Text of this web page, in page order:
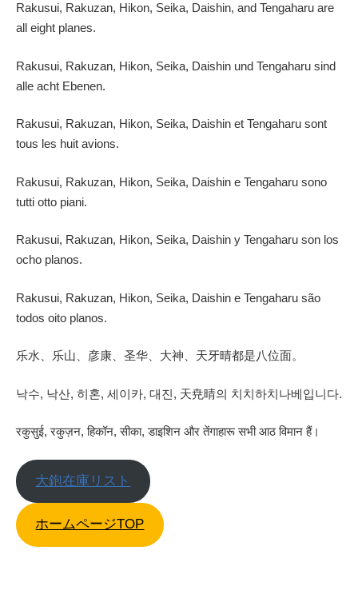
Rakusui, Rakuzan, Hikon, Seika, Daishin, and Tengaharu are
all eight planes.
Rakusui, Rakuzan, Hikon, Seika, Daishin und Tengaharu sind
alle acht Ebenen.
Rakusui, Rakuzan, Hikon, Seika, Daishin et Tengaharu sont
tous les huit avions.
Rakusui, Rakuzan, Hikon, Seika, Daishin e Tengaharu sono
tutti otto piani.
Rakusui, Rakuzan, Hikon, Seika, Daishin y Tengaharu son los
ocho planos.
Rakusui, Rakuzan, Hikon, Seika, Daishin e Tengaharu são
todos oito planos.
乐水、乐山、彦康、圣华、大神、天牙晴都是八位面。
낙수, 낙산, 히혼, 세이카, 대진, 天尭晴의 치치하치나베입니다.
रकुसुई, रकुज़न, हिकॉन, सीका, डाइशिन और तेंगाहारू सभी आठ विमान हैं।
大鉋在庫リスト
ホームページTOP